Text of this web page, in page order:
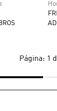
Página: 1